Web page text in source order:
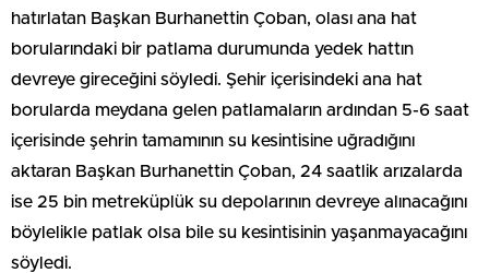
hatırlatan Başkan Burhanettin Çoban, olası ana hat
borularındaki bir patlama durumunda yedek hattın
devreye gireceğini söyledi. Şehir içerisindeki ana hat
borularda meydana gelen patlamaların ardından 5-6 saat
içerisinde şehrin tamamının su kesintisine uğradığını
aktaran Başkan Burhanettin Çoban, 24 saatlik arızalarda
ise 25 bin metreküplük su depolarının devreye alınacağını
böylelikle patlak olsa bile su kesintisinin yaşanmayacağını
söyledi.